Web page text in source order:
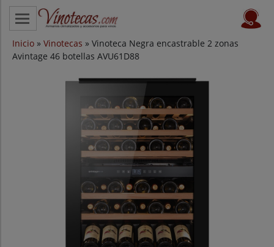
CATEGORÍAS
VINOTECAS OFERTAS
Inicio » Vinotecas » Vinoteca Negra encastrable 2 zonas
Avintage 46 botellas AVU61D88